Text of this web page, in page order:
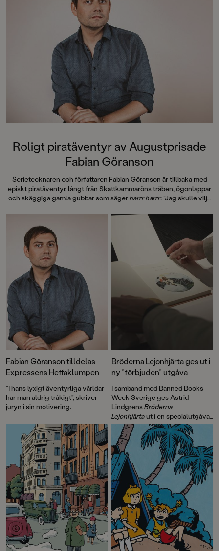
Roligt piratäventyr av Augustprisade
Fabian Göranson
Serietecknaren och författaren Fabian Göranson är tillbaka med
episkt piratäventyr, långt från Skattkammaröns träben, ögonlappar
och skäggiga gamla gubbar som sägerharrr harrr: ”Jag skulle vilja
Fabian Göranson tilldelas
Expressens Heffaklumpen
”I hans lyxigt äventyrliga världar
har man aldrig tråkigt”, skriver
juryn i sin motivering.
Bröderna Lejonhjärta ges ut i
ny ”förbjuden” utgåva
I samband med Banned Books
Week Sverige ges Astrid
LindgrensBröderna
Lejonhjärtaut i en specialutgåva
med texter om yttrandefrihet och
förbjudna böcker. Den innehåller
även information om hur
Bröderna Lejonhjärtaspreds i 30
handtillverkade exemplar, sk
Samizdat, via hemliga nätverk i
Tjeckoslovakien under Kalla
kriget på 80-talet.
Pocketutgåvan avslutas med
efterord av Laurie Halse
Anderson, 2023 års mottagare
av Astrid Lindgren Memorial
Award, som vi även publicerar
här.